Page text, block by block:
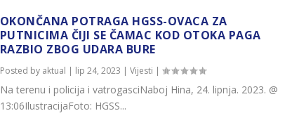
OKONČANA POTRAGA HGSS-OVACA ZA
PUTNICIMA ČIJI SE ČAMAC KOD OTOKA PAGA
RAZBIO ZBOG UDARA BURE
Posted by aktual | lip 24, 2023 | Vijesti |
Na terenu i policija i vatrogasciNaboj Hina, 24. lipnja. 2023. @
13:06IlustracijaFoto: HGSS...